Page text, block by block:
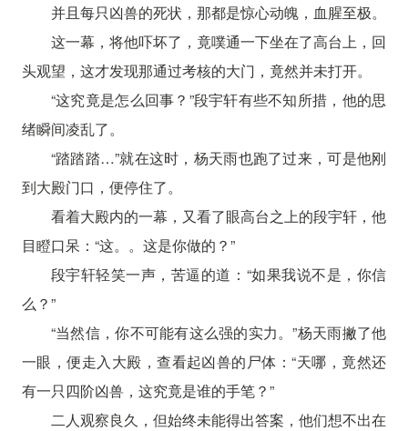
并且每只凶兽的死状，那都是惊心动魄，血腥至极。
这一幕，将他吓坏了，竟噗通一下坐在了高台上，回
头观望，这才发现那通过考核的大门，竟然并未打开。
“这究竟是怎么回事？”段宇轩有些不知所措，他的思
绪瞬间凌乱了。
“踏踏踏…”就在这时，杨天雨也跑了过来，可是他刚
到大殿门口，便停住了。
看着大殿内的一幕，又看了眼高台之上的段宇轩，他
目瞪口呆：“这。。这是你做的？”
段宇轩轻笑一声，苦逼的道：“如果我说不是，你信
么？”
“当然信，你不可能有这么强的实力。”杨天雨撇了他
一眼，便走入大殿，查看起凶兽的尸体：“天哪，竟然还
有一只四阶凶兽，这究竟是谁的手笔？”
二人观察良久，但始终未能得出答案，他们想不出在